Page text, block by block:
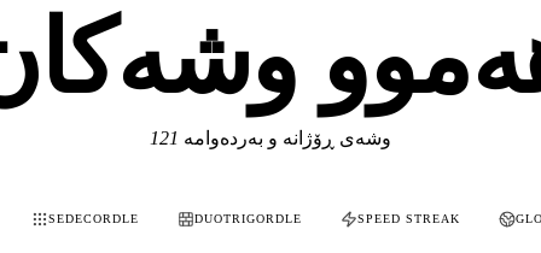
121 وشەی ڕۆژانە و بەردەوامە
SEDECORDLE DUOTRIGORDLE SPEED STREAK